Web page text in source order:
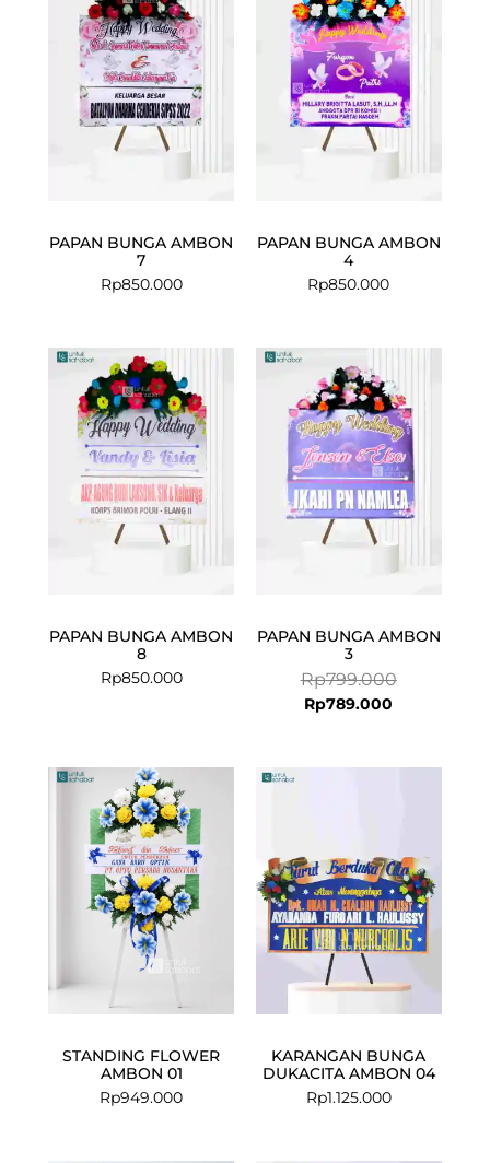
PAPAN BUNGA AMBON
7
Rp850.000
PAPAN BUNGA AMBON
4
Rp850.000
PAPAN BUNGA AMBON
8
Rp850.000
PAPAN BUNGA AMBON
3
Rp799.000
price
was:
Rp799.000.
Rp789.000
price
is:
Rp789.000.
STANDING FLOWER
AMBON 01
Rp949.000
KARANGAN BUNGA
DUKACITA AMBON 04
Rp1.125.000